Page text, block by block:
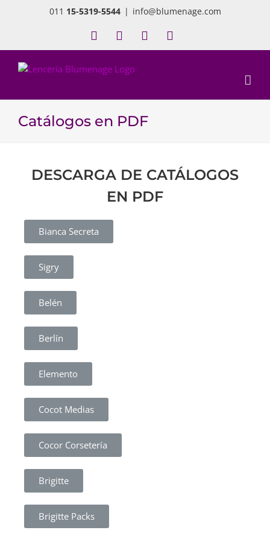
011 15-5319-5544 | info@blumenage.com
Catálogos en PDF
DESCARGA DE CATÁLOGOS
EN PDF
Bianca Secreta
Sigry
Belén
Berlín
Elemento
Cocot Medias
Cocor Corsetería
Brigitte
Brigitte Packs